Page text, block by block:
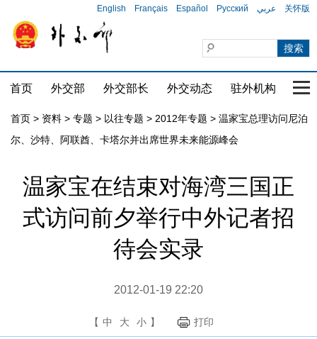
English Français Español Русский عربي 关怀版
首页 外交部 外交部长 外交动态 驻外机构 国
首页 > 资料 > 专题 > 以往专题 > 2012年专题 > 温家宝总理访问尼泊
尔、沙特、阿联酋、卡塔尔并出席世界未来能源峰会
温家宝在结束对海湾三国正
式访问前夕举行中外记者招
待会实录
2012-01-19 22:20
【 中 大 小 】 打印